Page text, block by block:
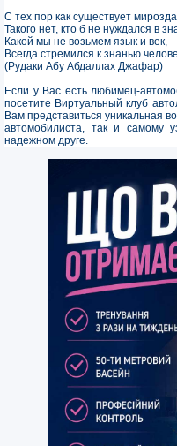
С тех пор как существует
Такого нет, кто б не нуждался в
Какой мы не возьмем язык и век,
Всегда стремился к знанью
(Рудаки Абу Абдаллах Джафар)
Если у Вас есть любимец-
посетите Виртуальный клуб
Вам представиться уникальная
автомобилиста, так и самому
надежном друге.